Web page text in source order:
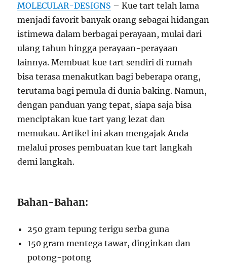
MOLECULAR-DESIGNS – Kue tart telah lama
menjadi favorit banyak orang sebagai hidangan
istimewa dalam berbagai perayaan, mulai dari
ulang tahun hingga perayaan-perayaan
lainnya. Membuat kue tart sendiri di rumah
bisa terasa menakutkan bagi beberapa orang,
terutama bagi pemula di dunia baking. Namun,
dengan panduan yang tepat, siapa saja bisa
menciptakan kue tart yang lezat dan
memukau. Artikel ini akan mengajak Anda
melalui proses pembuatan kue tart langkah
demi langkah.
Bahan-Bahan:
250 gram tepung terigu serba guna
150 gram mentega tawar, dinginkan dan
potong-potong